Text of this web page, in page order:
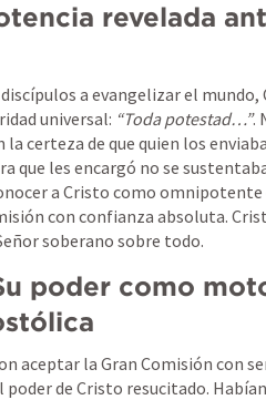
revelada
discípulos a evangelizar el
universal: “Toda potestad…”.
certeza de que quien los
que les encargó no se
a Cristo como omnipotente
con confianza absoluta.
soberano sobre todo.
poder como
aceptar la Gran Comisión con
poder de Cristo resucitado.